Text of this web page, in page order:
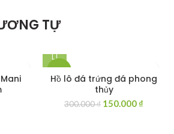
TỰ
Hồ lô đá trứng đá phong
thủy
300.000₫ Giá
150.000 ₫